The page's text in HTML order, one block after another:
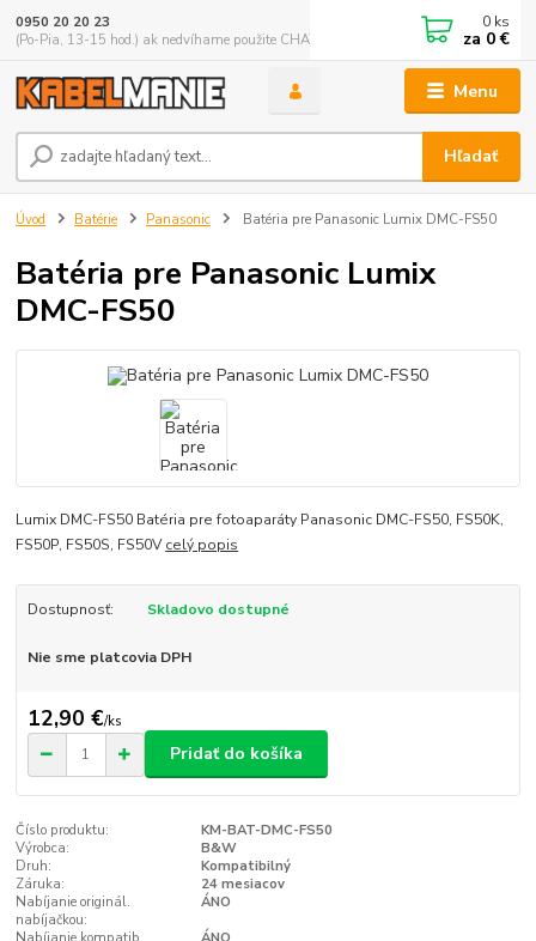
Menu
Hľadať
0950 20 20 23
(Po-Pia, 13-15 hod.) ak nedvíhame použite CHATBOX
0 ks
za 0 €
Úvod Batérie Panasonic Batéria pre Panasonic Lumix DMC-FS50
Batéria pre Panasonic Lumix
DMC-FS50
Lumix DMC-FS50 Batéria pre fotoaparáty Panasonic DMC-FS50, FS50K,
FS50P, FS50S, FS50Vcelý popis
Dostupnosť: Skladovo dostupné
Nie sme platcovia DPH
12,90 €/ks
Pridať do košíka
Číslo produktu:
KM-BAT-DMC-FS50
Výrobca:
B&W
Druh:
Kompatibilný
Záruka:
24 mesiacov
Nabíjanie originál.
nabíjačkou:
ÁNO